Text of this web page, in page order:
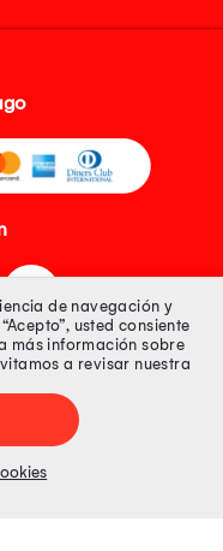
Todos los derechos
Precios online publicados
de navegación y
usted consiente
más información sobre
a revisar nuestra